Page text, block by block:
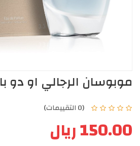
موبوسان الرجالي او دو
(0 التقييمات)
150.00 ريال